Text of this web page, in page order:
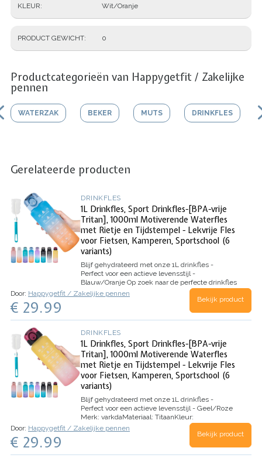
KLEUR Wit/Oranje
PRODUCT GEWICHT 0
Productcategorieën van Happygetfit / Zakelijke
pennen
WATERZAK BEKER MUTS DRINKFLES
Gerelateerde producten
DRINKFLES
1L Drinkfles, Sport Drinkfles-[BPA-vrije
Tritan], 1000ml Motiverende Waterfles
met Rietje en Tijdstempel - Lekvrije Fles
voor Fietsen, Kamperen, Sportschool (6
variants)
Blijf gehydrateerd met onze 1L drinkfles -
Perfect voor een actieve levensstijl -
Blauw/Oranje Op zoek naar de perfecte drinkfles
om je gehydrateerd te houden tijdens je drukke
en actieve dagen? Onze 1L drinkfles, gemaakt
van hoogwaardig BPA-vrij Tritan, is jouw ideale
Door: Happygetfit / Zakelijke pennen
€ 29.99 Bekijk product
DRINKFLES
1L Drinkfles, Sport Drinkfles-[BPA-vrije
Tritan], 1000ml Motiverende Waterfles
met Rietje en Tijdstempel - Lekvrije Fles
voor Fietsen, Kamperen, Sportschool (6
variants)
Blijf gehydrateerd met onze 1L drinkfles -
Perfect voor een actieve levensstijl - Geel/Roze
Merk: varkdaMateriaal: TitaanKleur:
Geel/RozeCapaciteit:
Speciale
Door: Happygetfit / Zakelijke pennen
€ 29.99 Bekijk product